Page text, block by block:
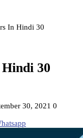
In Hindi 30
30
30, 2021 0